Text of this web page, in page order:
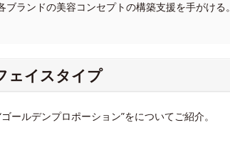
ランドの美容コンセプトの構築支援を手がける。
ェイスタイプ
ールデンプロポーション”をについてご紹介。